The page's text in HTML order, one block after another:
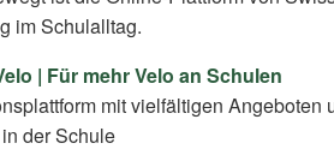
im Schulalltag.
| Für mehr Velo an Schulen
mit vielfältigen Angeboten
der Schule